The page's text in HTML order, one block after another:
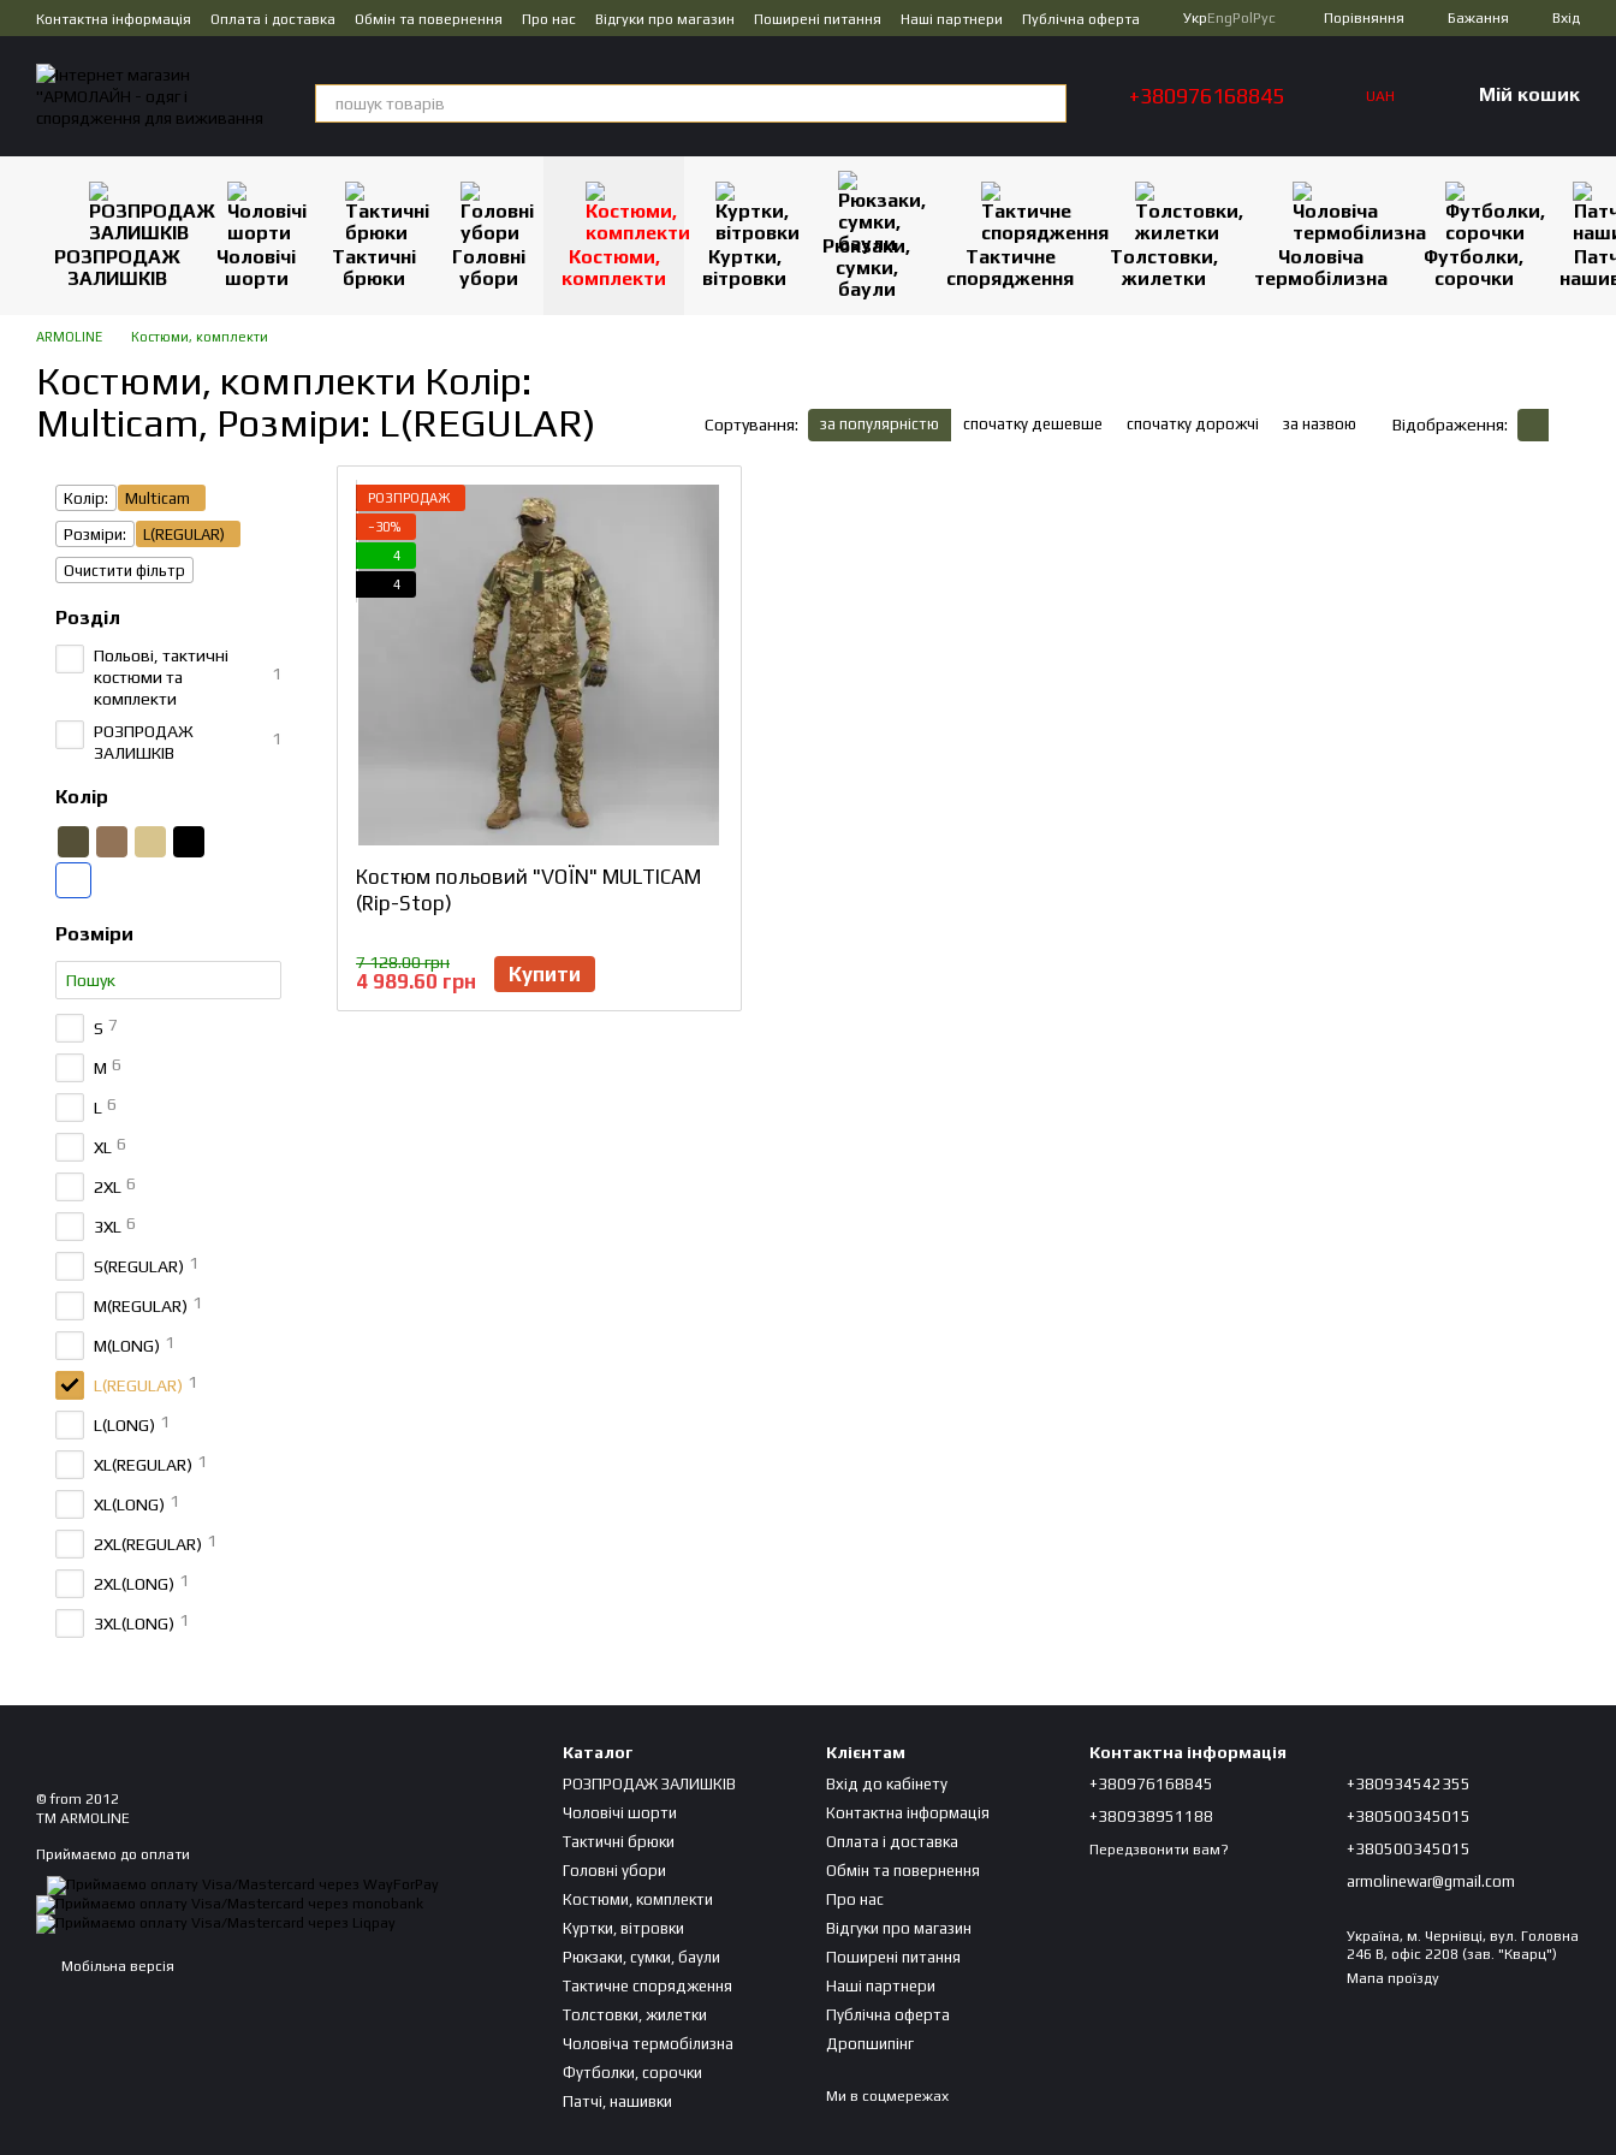
Перейти до основного контенту
Контактна інформація Оплата і доставка Обмін та повернення Про нас Відгуки про магазин Поширені питання Наші партнери
Публічна оферта
УкрEngPol Рус Порівняння Бажання Вхід
+380976168845 UAH Мій кошик
РОЗПРОДАЖ
ЗАЛИШКІВ
Чоловічі
шорти
Тактичні
брюки
Головні
убори
Костюми,
комплекти
Куртки,
вітровки
Рюкзаки,
сумки,
баули
Тактичне
спорядження
Толстовки,
жилетки
Чоловіча
термобілизна
Футболки,
сорочки
ARMOLINE Костюми, комплекти
Костюми, комплекти Колір:
Multicam, Розміри: L(REGULAR)
Сортування: за популярністю спочатку дешевше спочатку дорожчі за назвою Відображення:
РОЗПРОДАЖ
−30%
4
4
Костюм польовий "VOЇN" MULTICAM
(Rip-Stop)
7 128.00 грн
4 989.60 грн Купити
Колір:
Multicam
Розміри:
L(REGULAR)
Очистити фільтр
Розділ
Польові, тактичні
костюми та
комплекти
1
РОЗПРОДАЖ
ЗАЛИШКІВ
1
Колір
Розміри
S 7
M 6
L 6
XL 6
2XL 6
3XL 6
S(REGULAR) 1
M(REGULAR) 1
M(LONG) 1
L(REGULAR) 1
L(LONG) 1
XL(REGULAR) 1
XL(LONG) 1
2XL(REGULAR) 1
2XL(LONG) 1
3XL(LONG) 1
© from 2012
TM ARMOLINE
Приймаємо до оплати
Мобільна версія
Каталог
РОЗПРОДАЖ ЗАЛИШКІВ
Чоловічі шорти
Тактичні брюки
Головні убори
Костюми, комплекти
Куртки, вітровки
Рюкзаки, сумки, баули
Тактичне спорядження
Толстовки, жилетки
Чоловіча термобілизна
Футболки, сорочки
Патчі, нашивки
Клієнтам
Вхід до кабінету
Контактна інформація
Оплата і доставка
Обмін та повернення
Про нас
Відгуки про магазин
Поширені питання
Наші партнери
Публічна оферта
Дропшипінг
Ми в соцмережах
Контактна інформація
+380976168845
+380938951188
Передзвонити вам?
+380934542355
+380500345015
+380500345015
armolinewar@gmail.com
Україна, м. Чернівці, вул. Головна
246 В, офіс 2208 (зав. "Кварц")
Мапа проїзду